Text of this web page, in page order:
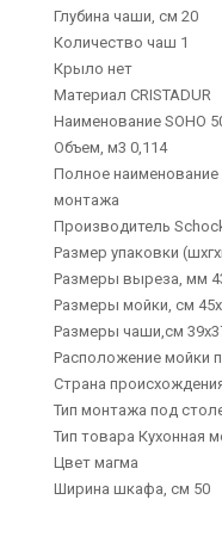
Глубина чаши, см 20
Количество чаш 1
Крыло нет
Материал CRISTADUR
Наименование SOHO
Объем, м3 0,114
Полное наименование
монтажа
Производитель
Размер упаковки
Размеры выреза, мм
Размеры мойки, см
Размеры чаши,см
Расположение мойки
Страна
Тип монтажа под
Тип товара Кухонная
Цвет магма
Ширина шкафа, см 50